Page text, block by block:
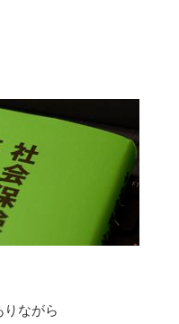
ながら